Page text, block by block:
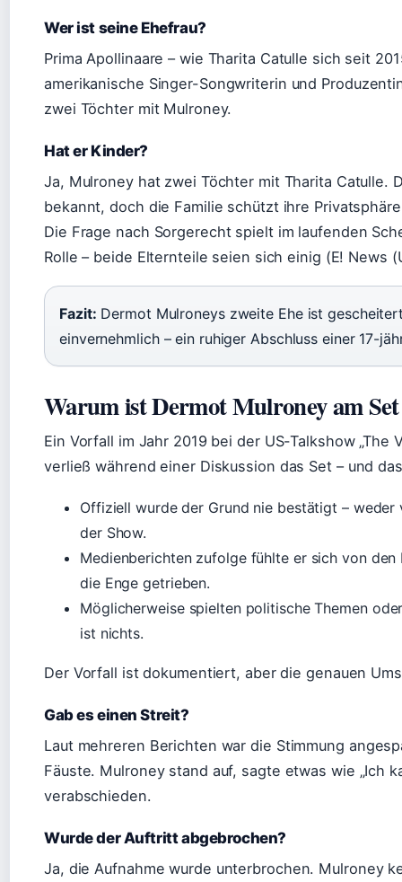
Wer ist seine Ehefrau?
Prima Apollinaare – wie Tharita Catulle sich seit
amerikanische Singer-Songwriterin und
zwei Töchter mit Mulroney.
Hat er Kinder?
Ja, Mulroney hat zwei Töchter mit Tharita Catulle.
bekannt, doch die Familie schützt ihre
Die Frage nach Sorgerecht spielt im laufenden
Rolle – beide Elternteile seien sich einig (E! News
Fazit: Dermot Mulroneys zweite Ehe ist
einvernehmlich – ein ruhiger Abschluss einer 17-
Warum ist Dermot Mulroney am
Ein Vorfall im Jahr 2019 bei der US-Talkshow
verließ während einer Diskussion das Set – und
Offiziell wurde der Grund nie bestätigt –
der Show.
Medienberichten zufolge fühlte er sich von
die Enge getrieben.
Möglicherweise spielten politische Themen
ist nichts.
Der Vorfall ist dokumentiert, aber die genauen
Gab es einen Streit?
Laut mehreren Berichten war die Stimmung
Fäuste. Mulroney stand auf, sagte etwas wie „Ich
verabschieden.
Wurde der Auftritt abgebrochen?
Ja, die Aufnahme wurde unterbrochen. Mulroney